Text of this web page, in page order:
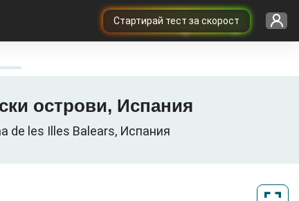
Cтартирай тест за скорост
острови, Испания
de les Illes Balears, Испания